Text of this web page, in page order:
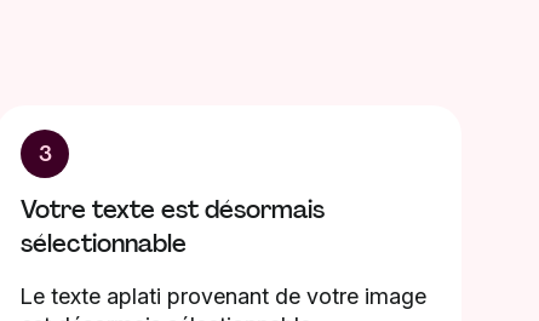
3
Votre texte est désormais
sélectionnable
Le texte aplati provenant de votre image